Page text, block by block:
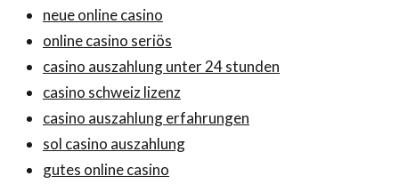
neue online casino
online casino seriös
casino auszahlung unter 24 stunden
casino schweiz lizenz
casino auszahlung erfahrungen
sol casino auszahlung
gutes online casino